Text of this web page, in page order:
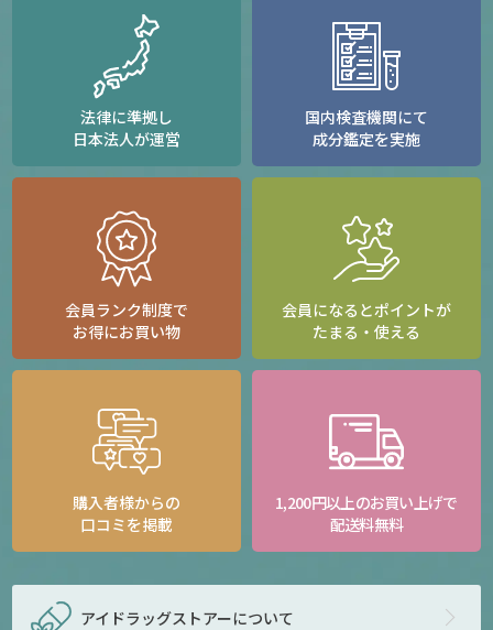
法律に準拠し
日本法人が運営
国内検査機関にて
成分鑑定を実施
会員ランク制度で
お得にお買い物
会員になるとポイントが
たまる・使える
購入者様からの
口コミを掲載
1,200円以上のお買い上げで
配送料無料
アイドラッグストアーについて